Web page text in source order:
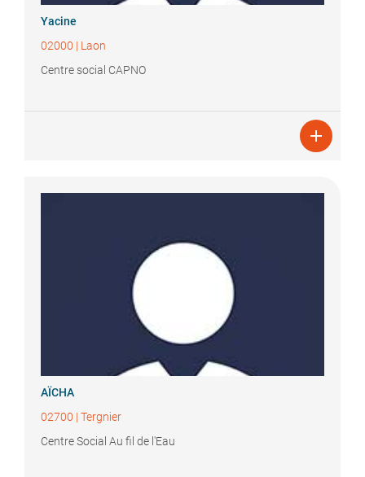
Yacine
02000 | Laon
Centre social CAPNO

AÏCHA
02700 | Tergnier
Centre Social Au fil de l'Eau